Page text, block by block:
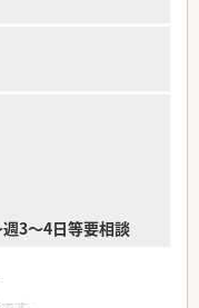
3～4日等要相談